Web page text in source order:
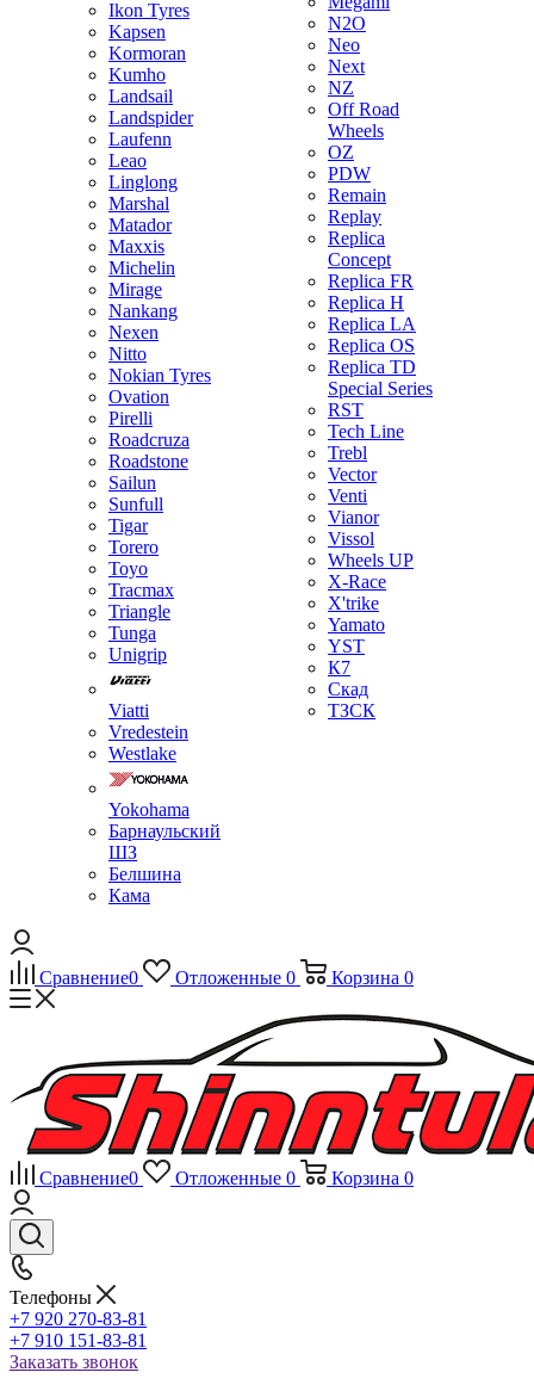
Ikon Tyres
Kapsen
Kormoran
Kumho
Landsail
Landspider
Laufenn
Leao
Linglong
Marshal
Matador
Maxxis
Michelin
Mirage
Nankang
Nexen
Nitto
Nokian Tyres
Ovation
Pirelli
Roadcruza
Roadstone
Sailun
Sunfull
Tigar
Torero
Toyo
Tracmax
Triangle
Tunga
Unigrip
Viatti
Vredestein
Westlake
Yokohama
Барнаульский
ШЗ
Белшина
Кама
N2O
Neo
Next
NZ
Off Road
Wheels
OZ
PDW
Remain
Replay
Replica
Concept
Replica FR
Replica H
Replica LA
Replica OS
Replica TD
Special Series
RST
Tech Line
Trebl
Vector
Venti
Vianor
Vissol
Wheels UP
X-Race
X'trike
Yamato
YST
К7
Скад
ТЗСК
Сравнение0 Отложенные 0 Корзина 0
Сравнение0 Отложенные 0 Корзина 0
Телефоны
+7 920 270-83-81
+7 910 151-83-81
Заказать звонок